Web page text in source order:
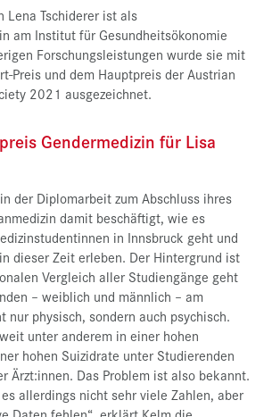
Lena Tschiderer ist als
am Institut für Gesundheitsökonomie
Forschungsleistungen wurde sie mit
Preis und dem Hauptpreis der Austrian
2021 ausgezeichnet.
Gendermedizin für Lisa
der Diplomarbeit zum Abschluss ihres
damit beschäftigt, wie es
in Innsbruck geht und
dieser Zeit erleben. Der Hintergrund ist
Vergleich aller Studiengänge geht
– weiblich und männlich – am
nur physisch, sondern auch psychisch.
unter anderem in einer hohen
hohen Suizidrate unter Studierenden
Ärzt:innen. Das Problem ist also bekannt.
allerdings nicht sehr viele Zahlen, aber